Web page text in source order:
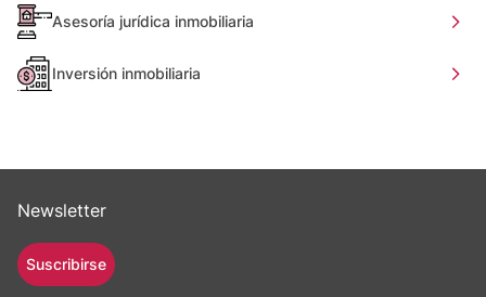
Asesoría jurídica inmobiliaria
Inversión inmobiliaria
Newsletter
Suscribirse